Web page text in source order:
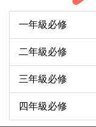
一年級必修
二年級必修
三年級必修
四年級必修